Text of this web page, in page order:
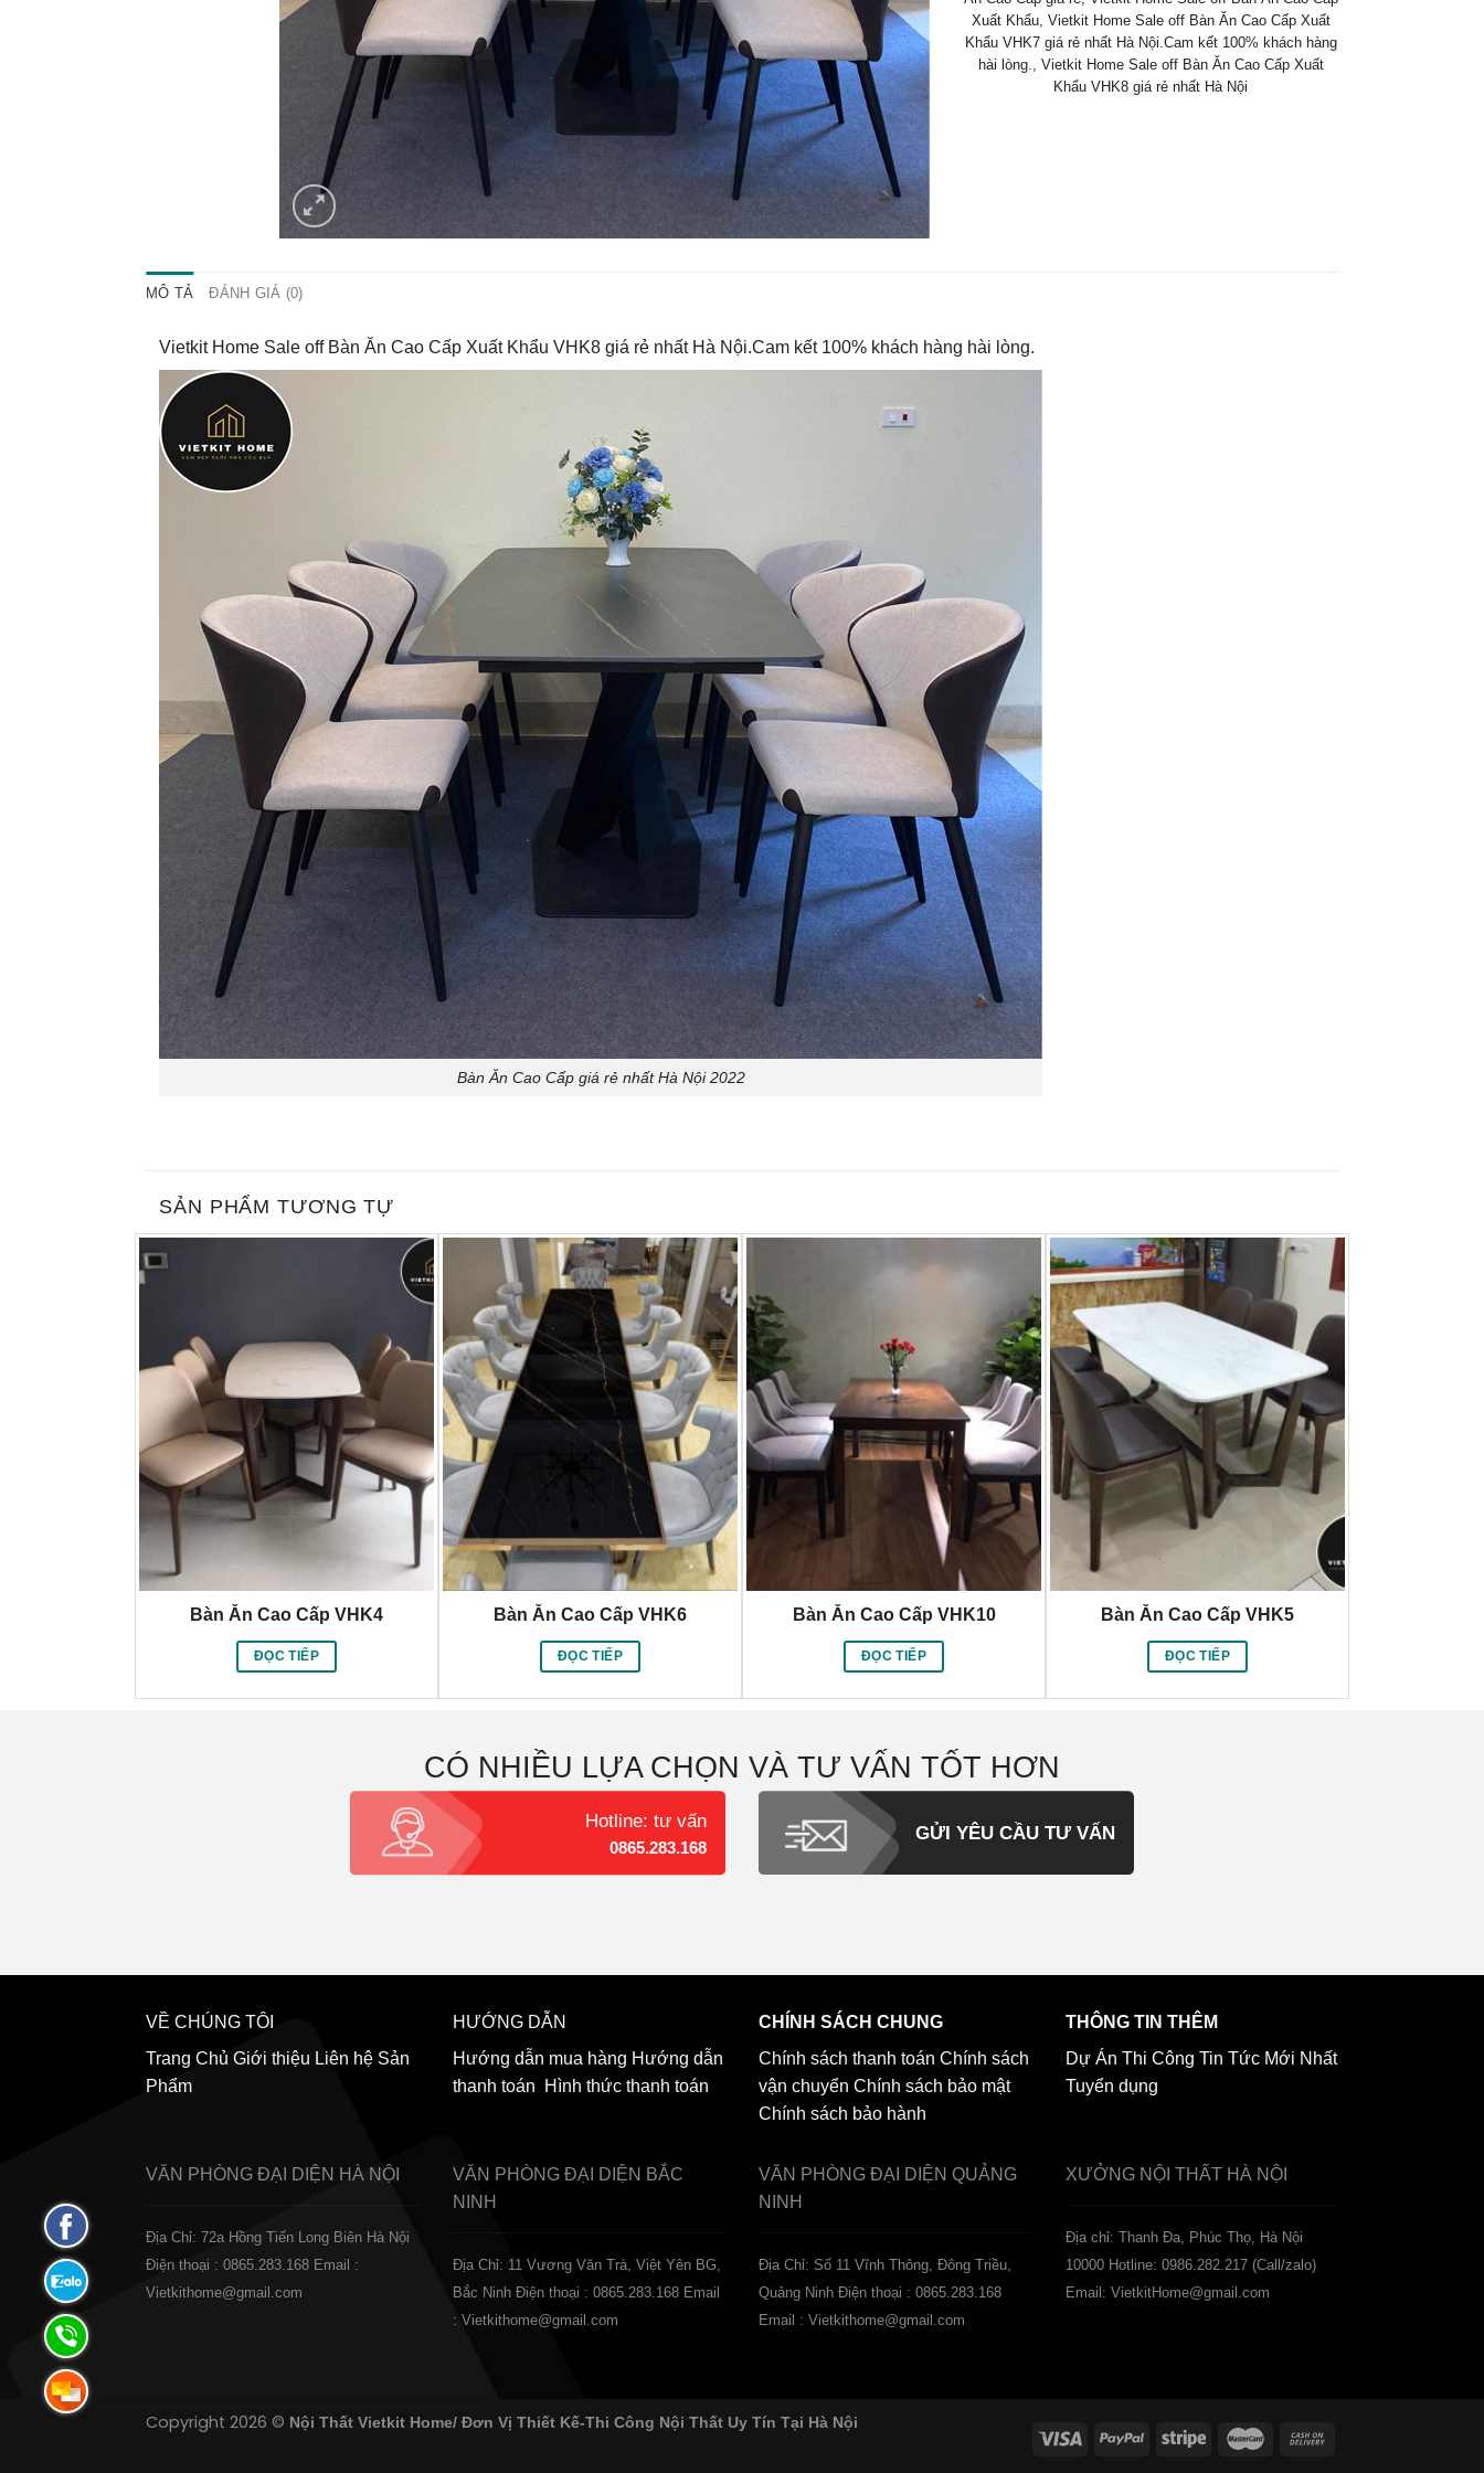
Xuất Khẩu, Vietkit Home Sale off Bàn Ăn Cao Cấp Xuất
Khẩu VHK7 giá rẻ nhất Hà Nội.Cam kết 100% khách hàng
hài lòng., Vietkit Home Sale off Bàn Ăn Cao Cấp Xuất
Khẩu VHK8 giá rẻ nhất Hà Nội
MÔ TẢ ĐÁNH GIÁ (0)
Vietkit Home Sale off Bàn Ăn Cao Cấp Xuất Khẩu VHK8 giá rẻ nhất Hà Nội.Cam kết 100% khách hàng hài lòng.
Bàn Ăn Cao Cấp giá rẻ nhất Hà Nội 2022
SẢN PHẨM TƯƠNG TỰ
Bàn Ăn Cao Cấp VHK4
ĐỌC TIẾP
Bàn Ăn Cao Cấp VHK6
ĐỌC TIẾP
Bàn Ăn Cao Cấp VHK10
ĐỌC TIẾP
Bàn Ăn Cao Cấp VHK5
ĐỌC TIẾP
CÓ NHIỀU LỰA CHỌN VÀ TƯ VẤN TỐT HƠN
Hotline: tư vấn
0865.283.168
GỬI YÊU CẦU TƯ VẤN
VỀ CHÚNG TÔI
Trang Chủ Giới thiệu Liên hệ Sản
Phẩm
HƯỚNG DẪN
Hướng dẫn mua hàng Hướng dẫn
thanh toán
Hình thức thanh toán
CHÍNH SÁCH CHUNG
Chính sách thanh toán Chính sách
vận chuyển Chính sách bảo mật
Chính sách bảo hành
THÔNG TIN THÊM
Dự Án Thi Công Tin Tức Mới Nhất
Tuyển dụng
VĂN PHÒNG ĐẠI DIỆN HÀ NỘI
Địa Chỉ: 72a Hồng Tiến Long Biên Hà Nội
Điện thoại : 0865.283.168 Email :
Vietkithome@gmail.com
VĂN PHÒNG ĐẠI DIỆN BẮC
NINH
Địa Chỉ: 11 Vương Văn Trà, Việt Yên BG,
Bắc Ninh Điện thoại : 0865.283.168 Email
: Vietkithome@gmail.com
VĂN PHÒNG ĐẠI DIỆN QUẢNG
NINH
Địa Chỉ: Số 11 Vĩnh Thông, Đông Triều,
Quảng Ninh Điện thoại : 0865.283.168
Email : Vietkithome@gmail.com
XƯỞNG NỘI THẤT HÀ NỘI
️Địa chỉ: Thanh Đa, Phúc Thọ, Hà Nội
10000 Hotline: 0986.282.217 (Call/zalo)
Email: VietkitHome@gmail.com
Copyright 2026 © Nội Thất Vietkit Home/ Đơn Vị Thiết Kế-Thi Công Nội Thất Uy Tín Tại Hà Nội
Fanpage
Facebook
Zalo:
0865.283.168
Hotline:
0865.283.168
Hotline:
0865.283.168